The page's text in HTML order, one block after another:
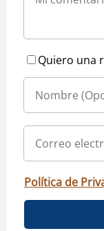
Quiero una
Política de